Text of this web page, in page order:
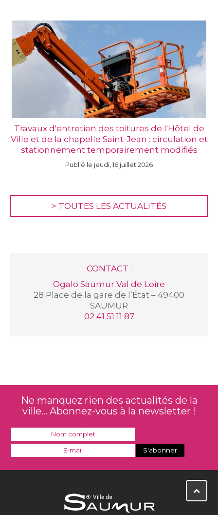
Travaux d'entretien des toitures de l'Hôtel de
Ville et de la chapelle Saint-Jean : circulation et
stationnement temporairement modifiés
Publié le jeudi, 16 juillet 2026
> TOUTES LES ACTUALITÉS
CONTACT :
Ogalo Saumur Val de Loire
28 Place de la gare de l’État – 49400
SAUMUR
02 41 51 11 87
Ne manquez rien des actualités de la
ville... Abonnez-vous à la newsletter !